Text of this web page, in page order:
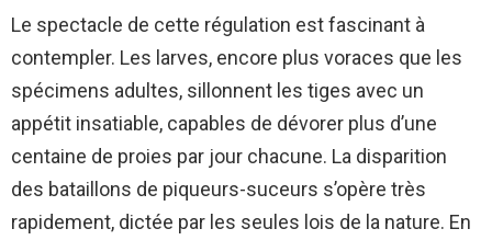
Le spectacle de cette régulation est fascinant à
contempler. Les larves, encore plus voraces que les
spécimens adultes, sillonnent les tiges avec un
appétit insatiable, capables de dévorer plus d’une
centaine de proies par jour chacune. La disparition
des bataillons de piqueurs-suceurs s’opère très
rapidement, dictée par les seules lois de la nature. En